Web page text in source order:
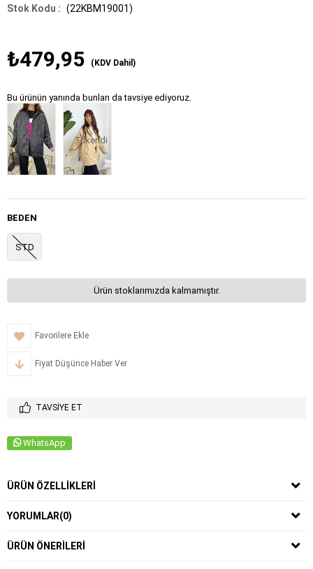
(22KBM19001)
₺479,95 (KDV Dahil)
Bu ürünün yanında bunları da tavsiye ediyoruz.
Tükendi Tükendi
BEDEN
STD
Ürün stoklarımızda kalmamıştır.
Favorilere Ekle
Fiyat Düşünce Haber Ver
TAVSIYE ET
WhatsApp
ÜRÜN ÖZELLIKLERI
YORUMLAR(0)
ÜRÜN ÖNERILERI